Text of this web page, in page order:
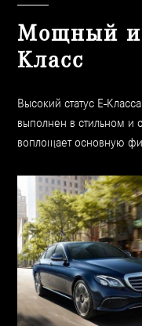
Мощный и
Класc
Высокий статус Е-
выполнен в стильном и
воплощает основную